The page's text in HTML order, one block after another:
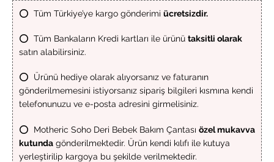
⭕ Tüm Türkiye’ye kargo gönderimi ücretsizdir.
⭕ Tüm Bankaların Kredi kartları ile ürünü taksitli olarak
satın alabilirsiniz.
⭕ Ürünü hediye olarak alıyorsanız ve faturanın
gönderilmemesini istiyorsanız sipariş bilgileri kısmına kendi
telefonunuzu ve e-posta adresini girmelisiniz.
⭕ Motheric Soho Deri Bebek Bakım Çantası özel mukavva
kutunda gönderilmektedir. Ürün kendi kılıfı ile kutuya
yerleştirilip kargoya bu şekilde verilmektedir.